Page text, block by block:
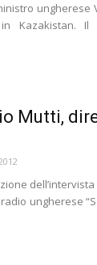
ungherese
Kazakistan. Il
Mutti,
ungherese